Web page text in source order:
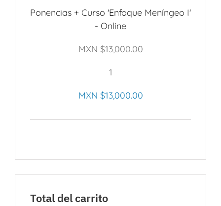
Ponencias + Curso 'Enfoque Meníngeo I'
- Online
MXN $13,000.00
1
MXN $13,000.00
Total del carrito